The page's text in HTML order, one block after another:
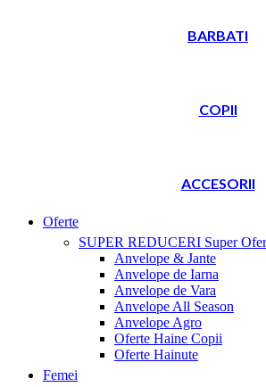
BARBATI
COPII
ACCESORII
Oferte
SUPER REDUCERI Super
Anvelope & Jante
Anvelope de Iarna
Anvelope de Vara
Anvelope All Season
Anvelope Agro
Oferte Haine Copii
Oferte Hainute
Femei